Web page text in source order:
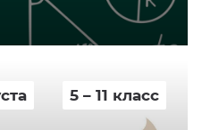
5 – 11 класс